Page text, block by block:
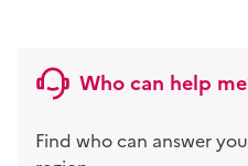
Who can help
Find who can answer